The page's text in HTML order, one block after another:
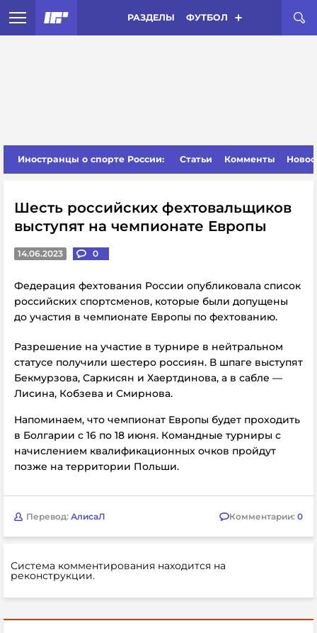
РАЗДЕЛЫ ФУТБОЛ
Иностранцы о спорте России: Статьи Комменты
Шесть российских фехтовальщиков
выступят на чемпионате Европы
14.06.2023 0
Федерация фехтования России опубликовала список
российских спортсменов, которые были допущены
до участия в чемпионате Европы по фехтованию.
Разрешение на участие в турнире в нейтральном
статусе получили шестеро россиян. В шпаге выступят
Бекмурзова, Саркисян и Хаертдинова, а в сабле —
Лисина, Кобзева и Смирнова.
Напоминаем, что чемпионат Европы будет проходить
в Болгарии с 16 по 18 июня. Командные турниры с
начислением квалификационных очков пройдут
позже на территории Польши.
Перевод: АлисаЛ Комментарии: 0
Система комментирования находится на
реконструкции.